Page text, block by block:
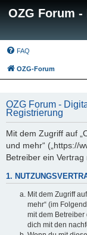
OZG Forum
FAQ
OZG-Forum
OZG Forum -
Registrierung
Mit dem Zugriff auf
und mehr“ („https://
Betreiber ein
1.
Mit dem Zugriff
mehr“ (im
mit dem Betreiber
dich mit den